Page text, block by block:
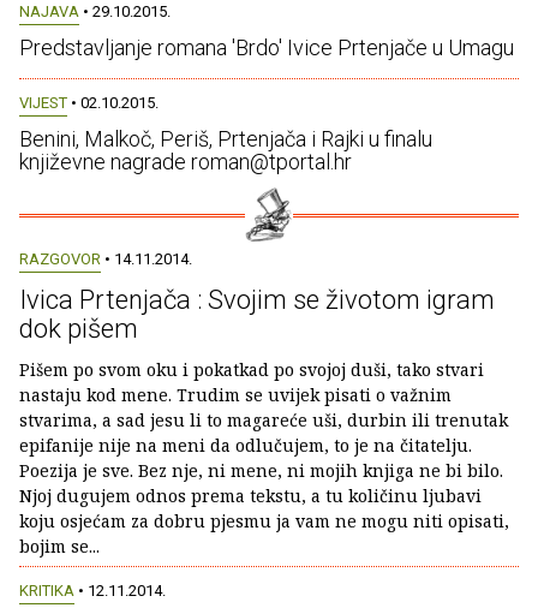
NAJAVA • 29.10.2015.
Predstavljanje romana 'Brdo' Ivice Prtenjače u Umagu
VIJEST • 02.10.2015.
Benini, Malkoč, Periš, Prtenjača i Rajki u finalu
književne nagrade roman@tportal.hr
RAZGOVOR • 14.11.2014.
Ivica Prtenjača : Svojim se životom igram
dok pišem
Pišem po svom oku i pokatkad po svojoj duši, tako stvari
nastaju kod mene. Trudim se uvijek pisati o važnim
stvarima, a sad jesu li to magareće uši, durbin ili trenutak
epifanije nije na meni da odlučujem, to je na čitatelju.
Poezija je sve. Bez nje, ni mene, ni mojih knjiga ne bi bilo.
Njoj dugujem odnos prema tekstu, a tu količinu ljubavi
koju osjećam za dobru pjesmu ja vam ne mogu niti opisati,
bojim se...
KRITIKA • 12.11.2014.